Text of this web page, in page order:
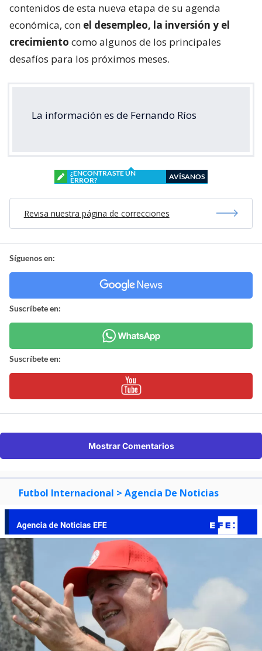
contenidos de esta nueva etapa de su agenda
económica, con el desempleo, la inversión y el
crecimiento como algunos de los principales
desafíos para los próximos meses.
La información es de Fernando Ríos
¿ENCONTRASTE UN
ERROR?
AVÍSANOS
Revisa nuestra página de correcciones
Síguenos en:
Suscríbete en:
Suscríbete en:
Mostrar Comentarios
Futbol Internacional > Agencia De Noticias